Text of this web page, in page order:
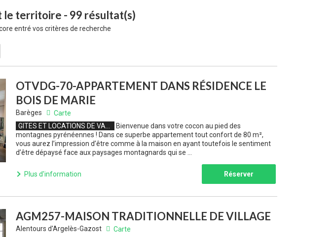
le territoire - 99 résultat(s)
entré vos critères de recherche
OTVDG-70-APPARTEMENT DANS RÉSIDENCE LE
BOIS DE MARIE
Barèges
Carte
Bienvenue dans votre cocon au pied des
montagnes pyrénéennes ! Dans ce superbe appartement tout confort de 80 m²,
vous aurez l’impression d’être comme à la maison en ayant toutefois le sentiment
d’être dépaysé face aux paysages montagnards qui se ...
Plus d'information Réserver
AGM257-MAISON TRADITIONNELLE DE VILLAGE
Alentours d'Argelès-Gazost
Carte